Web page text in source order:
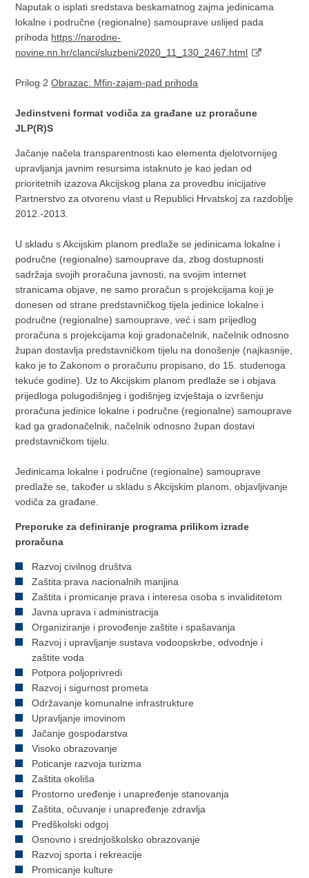
Naputak o isplati sredstava beskamatnog zajma jedinicama
lokalne i područne (regionalne) samouprave uslijed pada
prihoda https://narodne-
novine.nn.hr/clanci/sluzbeni/2020_11_130_2467.html
Prilog 2Obrazac: Mfin-zajam-pad prihoda
Jedinstveni format vodiča za građane uz proračune
JLP(R)S
Jačanje načela transparentnosti kao elementa djelotvornijeg
upravljanja javnim resursima istaknuto je kao jedan od
prioritetnih izazova Akcijskog plana za provedbu inicijative
Partnerstvo za otvorenu vlast u Republici Hrvatskoj za razdoblje
2012.-2013.
U skladu s Akcijskim planom predlaže se jedinicama lokalne i
područne (regionalne) samouprave da, zbog dostupnosti
sadržaja svojih proračuna javnosti, na svojim internet
stranicama objave, ne samo proračun s projekcijama koji je
donesen od strane predstavničkog tijela jedinice lokalne i
područne (regionalne) samouprave, već i sam prijedlog
proračuna s projekcijama koji gradonačelnik, načelnik odnosno
župan dostavlja predstavničkom tijelu na donošenje (najkasnije,
kako je to Zakonom o proračunu propisano, do 15. studenoga
tekuće godine). Uz to Akcijskim planom predlaže se i objava
prijedloga polugodišnjeg i godišnjeg izvještaja o izvršenju
proračuna jedinice lokalne i područne (regionalne) samouprave
kad ga gradonačelnik, načelnik odnosno župan dostavi
predstavničkom tijelu.
Jedinicama lokalne i područne (regionalne) samouprave
predlaže se, također u skladu s Akcijskim planom, objavljivanje
vodiča za građane.
Preporuke za definiranje programa prilikom izrade
proračuna
Razvoj civilnog društva
Zaštita prava nacionalnih manjina
Zaštita i promicanje prava i interesa osoba s invaliditetom
Javna uprava i administracija
Organiziranje i provođenje zaštite i spašavanja
Razvoj i upravljanje sustava vodoopskrbe, odvodnje i
zaštite voda
Potpora poljoprivredi
Razvoj i sigurnost prometa
Održavanje komunalne infrastrukture
Upravljanje imovinom
Jačanje gospodarstva
Visoko obrazovanje
Poticanje razvoja turizma
Zaštita okoliša
Prostorno uređenje i unapređenje stanovanja
Zaštita, očuvanje i unapređenje zdravlja
Predškolski odgoj
Osnovno i srednjoškolsko obrazovanje
Razvoj sporta i rekreacije
Promicanje kulture